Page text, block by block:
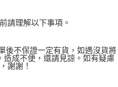
度不足之情形，本公司將視審查結果
用戶之使用額度並採取法律行動。
請理解以下事項。
後不保證一定有貨，如遇沒貨將
成不便，還請見諒。如有疑慮
謝謝！